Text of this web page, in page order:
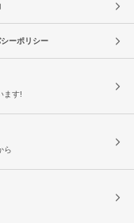
ーポリシー
ます!
ら